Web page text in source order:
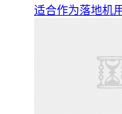
适合作为落地机